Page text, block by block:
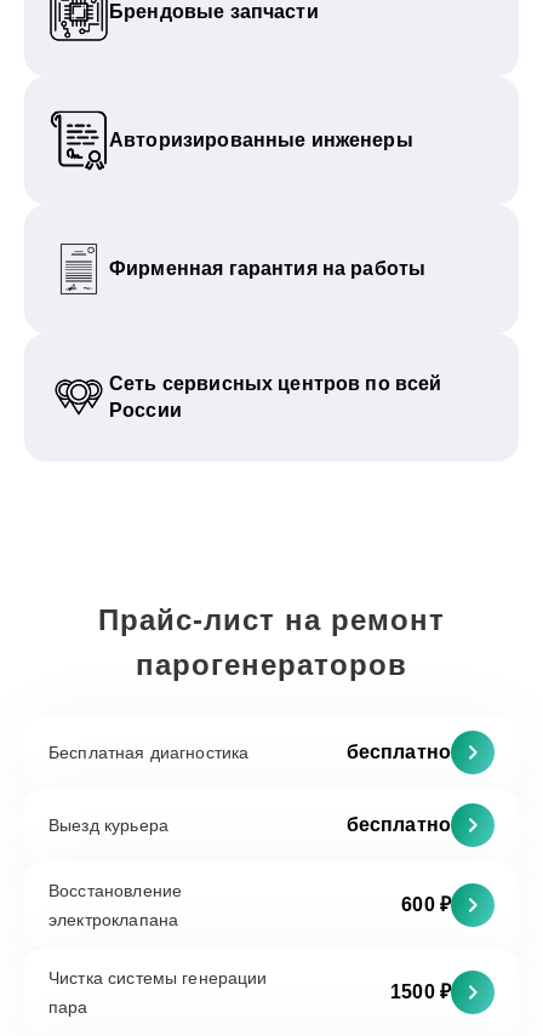
Брендовые запчасти
Авторизированные инженеры
Фирменная гарантия на работы
Сеть сервисных центров по всей
России
Прайс-лист на ремонт
парогенераторов
Бесплатная диагностика бесплатно
Выезд курьера бесплатно
Восстановление
электроклапана
600 ₽
Чистка системы генерации
пара
1500 ₽